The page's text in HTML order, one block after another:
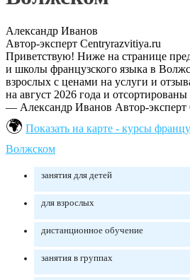
Александр Иванов
Автор-эксперт Centryrazvitiya.ru
Приветствую! Ниже на странице
и школы французского языка в
взрослых с ценами на услуги и
на август 2026 года и
— Александр Иванов Автор-
Показать на карте - курсы
Волжском
занятия для детей
для взрослых
дистанционное обучение
занятия в группах